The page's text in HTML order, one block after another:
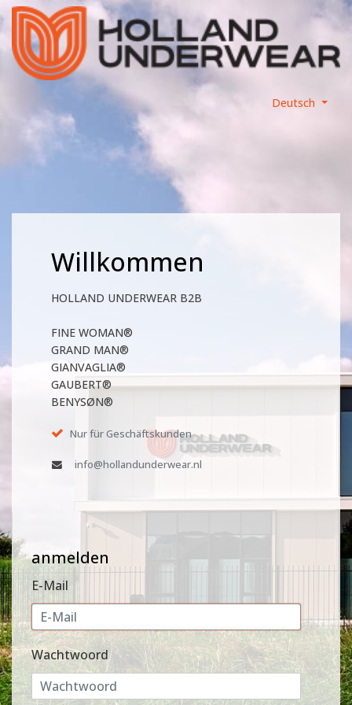
Deutsch
Willkommen
HOLLAND UNDERWEAR B2B
FINE WOMAN®
GRAND MAN®
GIANVAGLIA®
GAUBERT®
BENYSØN®
Nur für Geschäftskunden
info@hollandunderwear.nl
anmelden
E-Mail
Wachtwoord